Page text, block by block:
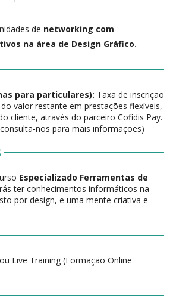
de networking com
na área de Design Gráfico.
para particulares): Taxa de inscrição
valor restante em prestações flexíveis,
cliente, através do parceiro Cofidis Pay.
nos para mais informações)
Especializado Ferramentas de
ter conhecimentos informáticos na
por design, e uma mente criativa e
Live Training (Formação Online